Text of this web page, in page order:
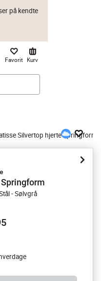
på kendte
Favorit Kurv
Silvertop hjerte Springform
- Sølvgrå